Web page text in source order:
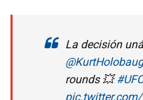
La decisión
rounds 💥